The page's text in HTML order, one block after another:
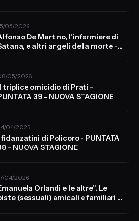
05/2026
De Martino, l'infermiere di
e altri angeli della morte -
05/2026
Il triplice omicidio di Prati -
39 - NUOVA STAGIONE
04/2026
fidanzatini di Policoro - PUNTATA
- NUOVA STAGIONE
04/2026
Orlandi e le altre". Le
(sessuali) amicali e familiari -